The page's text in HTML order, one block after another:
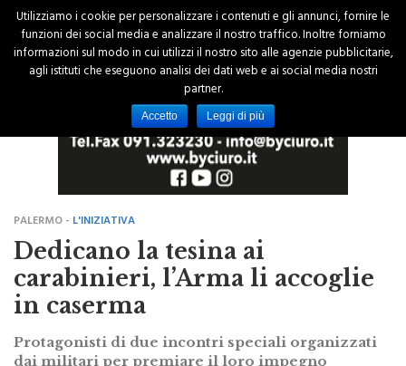
PALERMO -L'INIZIATIVA
Dedicano la tesina ai
carabinieri, l’Arma li accoglie
in caserma
Protagonisti di due incontri speciali organizzati
dai militari per premiare il loro impegno
scolastico
Utilizziamo i cookie per personalizzare i contenuti e gli annunci, fornire le
funzioni dei social media e analizzare il nostro traffico. Inoltre forniamo
informazioni sul modo in cui utilizzi il nostro sito alle agenzie pubblicitarie,
agli istituti che eseguono analisi dei dati web e ai social media nostri
partner.
Accetto Leggi di più